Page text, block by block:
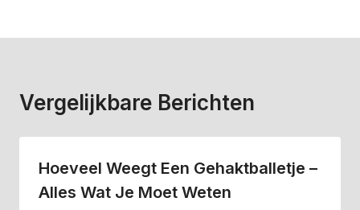
Vergelijkbare Berichten
Hoeveel Weegt Een Gehaktballetje –
Alles Wat Je Moet Weten